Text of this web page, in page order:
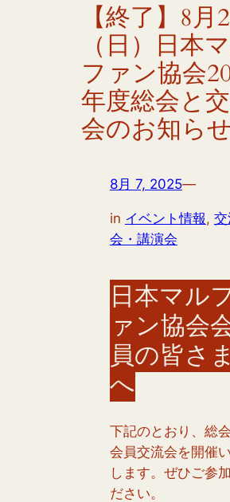
【終了】8月
（日）日本
ファン協会
年度総会と
会のお知らせ
8月 7, 2025—
in イベント情報 ,
会・講演会
日本マル
ァン協会
員の皆さま
へ
下記のとおり、総会
会員交流会を開催
します。ぜひご参
ださい。